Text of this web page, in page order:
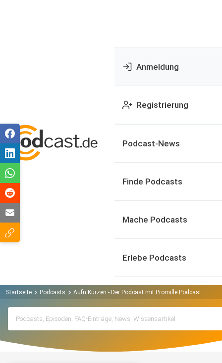
Anmeldung
Registrierung
Podcast-News
Finde Podcasts
Mache Podcasts
Erlebe Podcasts
Startseite Podcasts Aufn Kurzen - Der Podcast mit Promille Podcast